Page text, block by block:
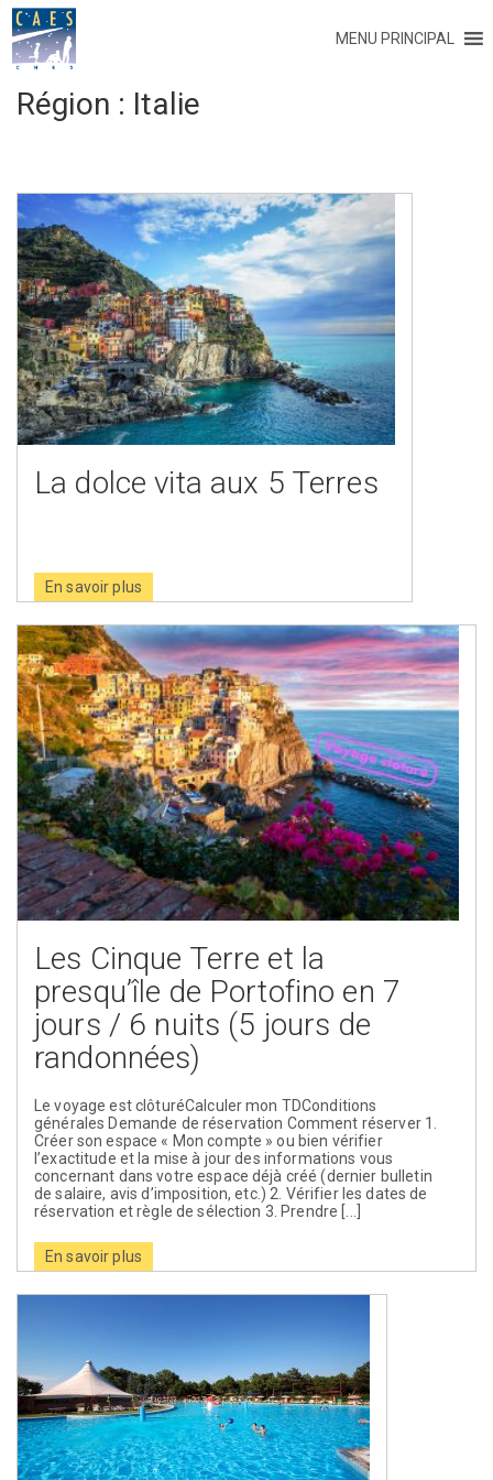
MENU PRINCIPAL
Région : Italie
La dolce vita aux 5 Terres
En savoir plus
Les Cinque Terre et la
presqu’île de Portofino en 7
jours / 6 nuits (5 jours de
randonnées)
Le voyage est clôturéCalculer mon TDConditions
générales Demande de réservation Comment réserver 1.
Créer son espace « Mon compte » ou bien vérifier
l’exactitude et la mise à jour des informations vous
concernant dans votre espace déjà créé (dernier bulletin
de salaire, avis d’imposition, etc.) 2. Vérifier les dates de
réservation et règle de sélection 3. Prendre [...]
En savoir plus